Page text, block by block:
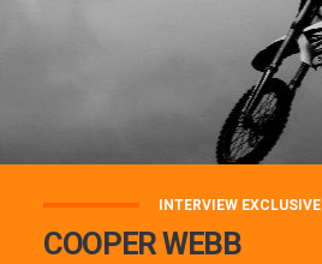
INTERVIEW EXCLUSIVE
COOPER WEBB